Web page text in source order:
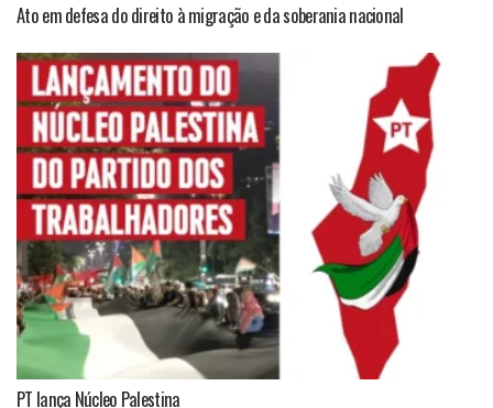
Ato em defesa do direito à migração e da soberania nacional
PT lança Núcleo Palestina